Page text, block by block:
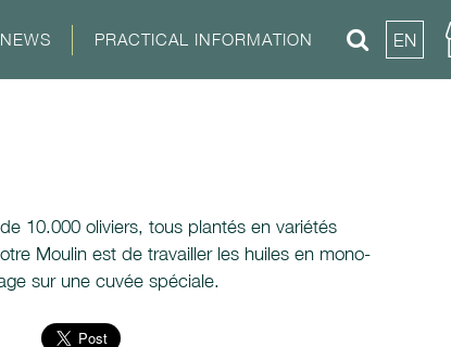
NEWS PRACTICAL INFORMATION EN
10.000 oliviers, tous plantés en variétés
Moulin est de travailler les huiles en mono-
sur une cuvée spéciale.